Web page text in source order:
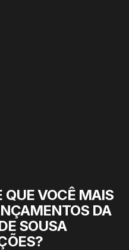
QUE VOCÊ MAIS
DA
SOUSA
?